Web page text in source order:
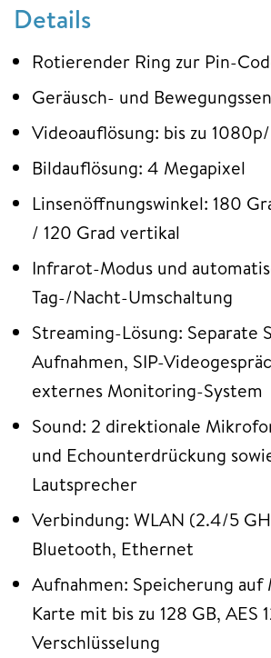
Details
Rotierender Ring zur Pin-
Geräusch- und
Videoauflösung: bis zu
Bildauflösung: 4 Megapixel
Linsenöffnungswinkel: 180
/ 120 Grad vertikal
Infrarot-Modus und
Tag-/Nacht-Umschaltung
Streaming-Lösung: Separate
Aufnahmen, SIP-
externes Monitoring-System
Sound: 2 direktionale
und Echounterdrückung
Lautsprecher
Verbindung: WLAN (2.4/5
Bluetooth, Ethernet
Aufnahmen: Speicherung auf
Karte mit bis zu 128 GB, AES
Verschlüsselung